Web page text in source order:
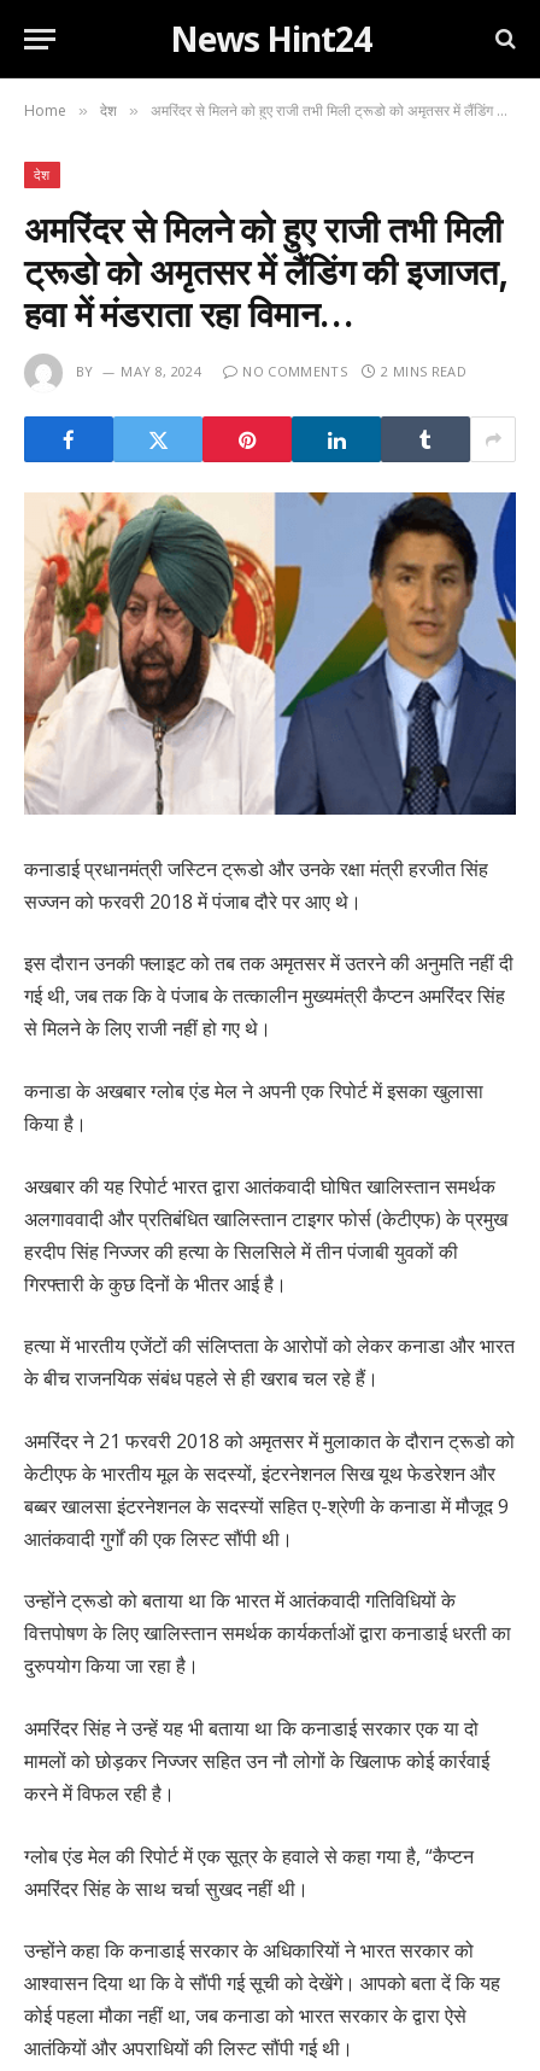
News Hint24
Home » देश » अमरिंदर से मिलने को हुए राजी तभी मिली ट्रूडो को अमृतसर में लैंडिंग की इजाजत, हवा में मंडराता रहा विमान…
देश
अमरिंदर से मिलने को हुए राजी तभी मिली
ट्रूडो को अमृतसर में लैंडिंग की इजाजत,
हवा में मंडराता रहा विमान…
BY MAY 8, 2024 NO COMMENTS 2 MINS READ
कनाडाई प्रधानमंत्री जस्टिन ट्रूडो और उनके रक्षा मंत्री हरजीत सिंह
सज्जन को फरवरी 2018 में पंजाब दौरे पर आए थे।
इस दौरान उनकी फ्लाइट को तब तक अमृतसर में उतरने की अनुमति नहीं दी
गई थी, जब तक कि वे पंजाब के तत्कालीन मुख्यमंत्री कैप्टन अमरिंदर सिंह
से मिलने के लिए राजी नहीं हो गए थे।
कनाडा के अखबार ग्लोब एंड मेल ने अपनी एक रिपोर्ट में इसका खुलासा
किया है।
अखबार की यह रिपोर्ट भारत द्वारा आतंकवादी घोषित खालिस्तान समर्थक
अलगाववादी और प्रतिबंधित खालिस्तान टाइगर फोर्स (केटीएफ) के प्रमुख
हरदीप सिंह निज्जर की हत्या के सिलसिले में तीन पंजाबी युवकों की
गिरफ्तारी के कुछ दिनों के भीतर आई है।
हत्या में भारतीय एजेंटों की संलिप्तता के आरोपों को लेकर कनाडा और भारत
के बीच राजनयिक संबंध पहले से ही खराब चल रहे हैं।
अमरिंदर ने 21 फरवरी 2018 को अमृतसर में मुलाकात के दौरान ट्रूडो को
केटीएफ के भारतीय मूल के सदस्यों, इंटरनेशनल सिख यूथ फेडरेशन और
बब्बर खालसा इंटरनेशनल के सदस्यों सहित ए-श्रेणी के कनाडा में मौजूद 9
आतंकवादी गुर्गों की एक लिस्ट सौंपी थी।
उन्होंने ट्रूडो को बताया था कि भारत में आतंकवादी गतिविधियों के
वित्तपोषण के लिए खालिस्तान समर्थक कार्यकर्ताओं द्वारा कनाडाई धरती का
दुरुपयोग किया जा रहा है।
अमरिंदर सिंह ने उन्हें यह भी बताया था कि कनाडाई सरकार एक या दो
मामलों को छोड़कर निज्जर सहित उन नौ लोगों के खिलाफ कोई कार्रवाई
करने में विफल रही है।
ग्लोब एंड मेल की रिपोर्ट में एक सूत्र के हवाले से कहा गया है, “कैप्टन
अमरिंदर सिंह के साथ चर्चा सुखद नहीं थी।
उन्होंने कहा कि कनाडाई सरकार के अधिकारियों ने भारत सरकार को
आश्वासन दिया था कि वे सौंपी गई सूची को देखेंगे। आपको बता दें कि यह
कोई पहला मौका नहीं था, जब कनाडा को भारत सरकार के द्वारा ऐसे
आतंकियों और अपराधियों की लिस्ट सौंपी गई थी।